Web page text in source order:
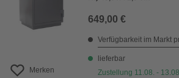
Merken
649,00 €
Verfügbarkeit im Markt
lieferbar
Zustellung 11.08. -